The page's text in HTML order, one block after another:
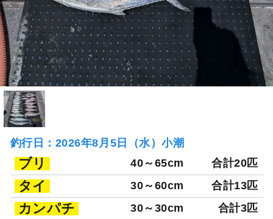
釣行日：2026年8月5日（水）小潮
ブリ 40～65cm 合計20匹
タイ 30～60cm 合計13匹
カンパチ 30～30cm 合計3匹